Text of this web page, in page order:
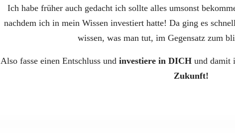
Ich habe früher auch gedacht ich sollte alles umsonst
nachdem ich in mein Wissen investiert hatte! Da ging es
wissen, was man tut, im Gegensatz zum
Also fasse einen Entschluss und investiere in DICH und damit
Zukunft!